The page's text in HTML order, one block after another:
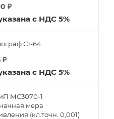
₽
с НДС 5%
С1-64
₽
с НДС 5%
МС3070-1
мера
(кл.точн. 0,001)